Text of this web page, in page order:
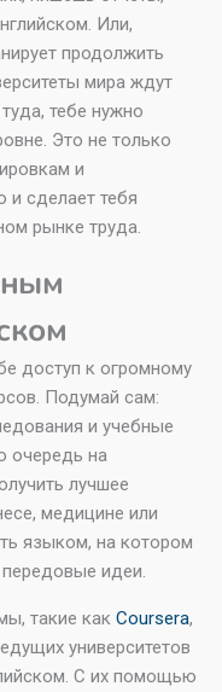
Или,
продолжить
мира ждут
тебе нужно
Это не только
и
сделает тебя
рынке труда.
доступ к огромному
Подумай сам:
и учебные
очередь на
лучшее
медицине или
языком, на котором
идеи.
такие как Coursera,
университетов
С их помощью